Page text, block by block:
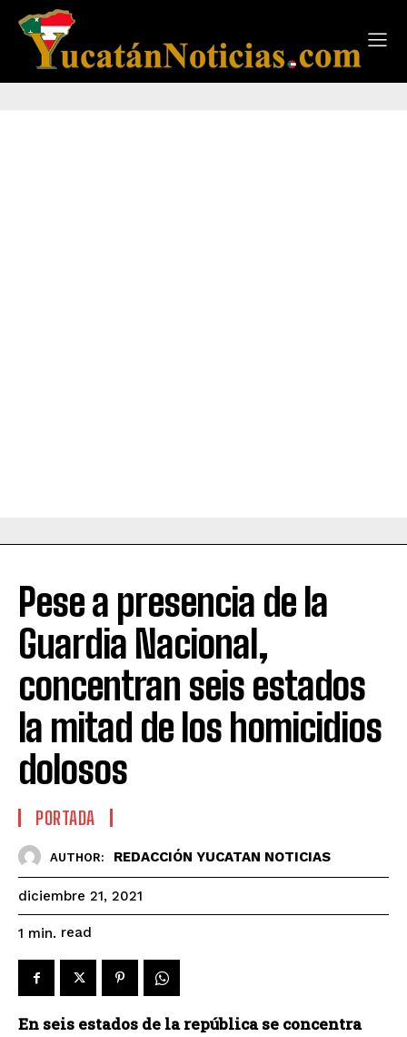
Pese a presencia de la
Guardia Nacional,
concentran seis estados
la mitad de los homicidios
dolosos
PORTADA
AUTHOR: REDACCIÓN YUCATAN NOTICIAS
diciembre 21, 2021
1 min. read
En seis estados de la república se concentra